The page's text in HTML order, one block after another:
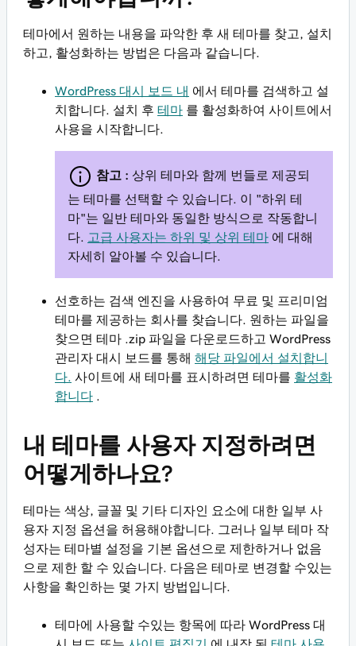
테마에서 원하는 내용을 파악한 후 새 테마를 찾고, 설치
하고, 활성화하는 방법은 다음과 같습니다.
WordPress 대시 보드 내 에서 테마를 검색하고 설
치합니다. 설치 후 테마 를 활성화하여 사이트에서
사용을 시작합니다.
참고 : 상위 테마와 함께 번들로 제공되
는 테마를 선택할 수 있습니다. 이 "하위 테
마"는 일반 테마와 동일한 방식으로 작동합니
다. 고급 사용자는 하위 및 상위 테마 에 대해
자세히 알아볼 수 있습니다.
선호하는 검색 엔진을 사용하여 무료 및 프리미엄
테마를 제공하는 회사를 찾습니다. 원하는 파일을
찾으면 테마 .zip 파일을 다운로드하고 WordPress
관리자 대시 보드를 통해 해당 파일에서 설치합니
다. 사이트에 새 테마를 표시하려면 테마를 활성화
합니다 .
내 테마를 사용자 지정하려면
어떻게하나요?
테마는 색상, 글꼴 및 기타 디자인 요소에 대한 일부 사
용자 지정 옵션을 허용해야합니다. 그러나 일부 테마 작
성자는 테마별 설정을 기본 옵션으로 제한하거나 없음
으로 제한 할 수 있습니다. 다음은 테마로 변경할 수있는
사항을 확인하는 몇 가지 방법입니다.
테마에 사용할 수있는 항목에 따라 WordPress 대